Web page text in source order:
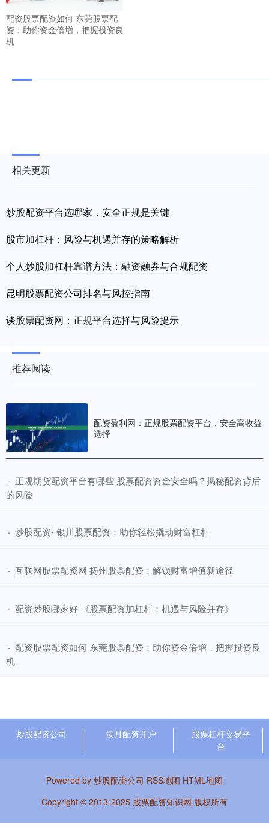
配资股票配资如何 东莞股票配
资：助你资金倍增，把握投资良
机
相关更新
炒股配资平台选哪家，安全正规是关键
股市加杠杆：风险与机遇并存的策略解析
个人炒股加杠杆靠谱方法：融资融券与合规配资
昆明股票配资公司排名与风控指南
谈股票配资网：正规平台选择与风险提示
推荐阅读
配资盈利网：正规股票配资平台，安全高收益
选择
· ​正规期货配资平台有哪些 股票配资资金安全吗？揭秘配资背后
的风险
· ​炒股配资- 银川股票配资：助你轻松撬动财富杠杆
· ​互联网股票配资网 扬州股票配资：解锁财富增值新途径
· ​配资炒股哪家好 《股票配资加杠杆：机遇与风险并存》
· ​配资股票配资如何 东莞股票配资：助你资金倍增，把握投资良
机
炒股配资公司 按月配资开户
股票杠杆交易平
台
Powered by 炒股配资公司 RSS地图 HTML地图
Copyright © 2013-2025 股票配资知识网 版权所有